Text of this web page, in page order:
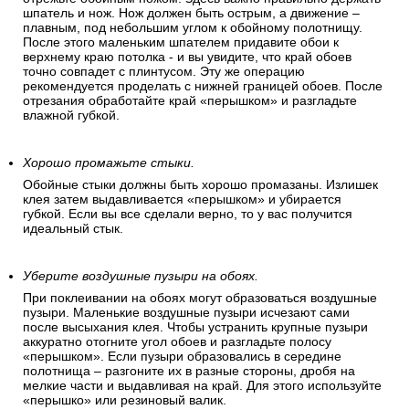
Отрежьте верхнюю часть полотна. (задел).
Сначала продавите место соприкосновения обоев с
границей потолка. Большим шпателем подоприте полосу к
плинтусу. Плотно прижмите нахлест полосы и ровно
отрежьте обойным ножом. Здесь важно правильно держать
шпатель и нож. Нож должен быть острым, а движение –
плавным, под небольшим углом к обойному полотнищу.
верхнему краю потолка - и вы увидите, что край обоев
точно совпадет с плинтусом. Эту же операцию
рекомендуется проделать с нижней границей обоев. После
отрезания обработайте край «перышком» и разгладьте
влажной губкой.
Обойные стыки должны быть хорошо промазаны. Излишек
клея затем выдавливается «перышком» и убирается
губкой. Если вы все сделали верно, то у вас получится
идеальный стык.
Уберите воздушные пузыри на обоях.
При поклеивании на обоях могут образоваться воздушные
пузыри. Маленькие воздушные пузыри исчезают сами